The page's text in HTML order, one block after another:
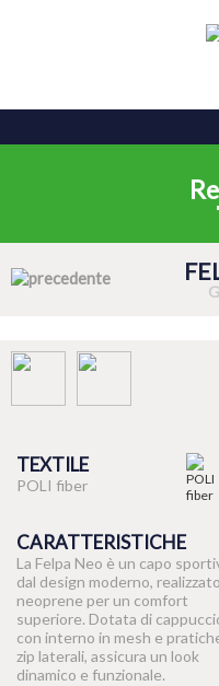
TEXTILE
POLI fiber
CARATTERISTICHE
La Felpa Neo è un capo
dal design moderno,
neoprene per un comfort
superiore. Dotata di
con interno in mesh e
zip laterali, assicura un look
dinamico e funzionale.